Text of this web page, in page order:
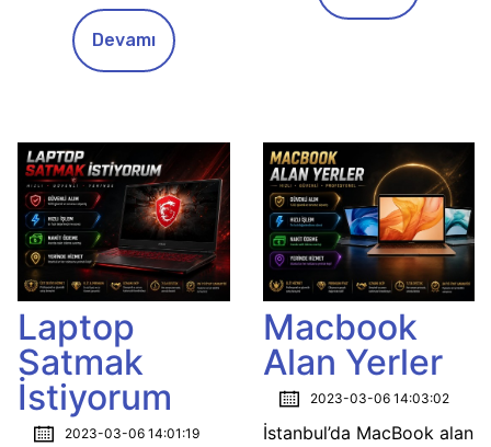
Devamı
Laptop
Satmak
İstiyorum
2023-03-06 14:01:19
Macbook
Alan Yerler
2023-03-06 14:03:02
İstanbul’da MacBook alan